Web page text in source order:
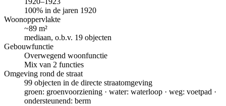
100% in de jaren 1920
Woonoppervlakte
~89 m²
mediaan, o.b.v. 19 objecten
Gebouwfunctie
Overwegend woonfunctie
Mix van 2 functies
Omgeving rond de straat
99 objecten in de directe straatomgeving
groen: groenvoorziening · water: waterloop · weg: voetpad ·
ondersteunend: berm